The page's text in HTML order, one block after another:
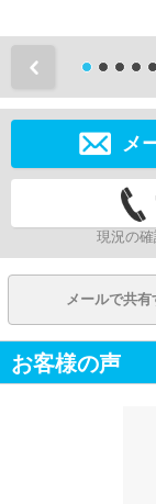
メ
現況の確
メールで共有
お客様の声